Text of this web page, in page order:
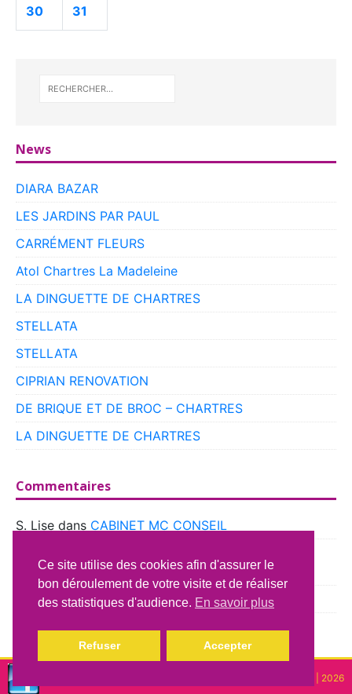
30 31
News
DIARA BAZAR
LES JARDINS PAR PAUL
CARRÉMENT FLEURS
Atol Chartres La Madeleine
LA DINGUETTE DE CHARTRES
STELLATA
STELLATA
CIPRIAN RENOVATION
DE BRIQUE ET DE BROC – CHARTRES
LA DINGUETTE DE CHARTRES
Commentaires
S. Lise dans CABINET MC CONSEIL
BEAUCE
Richard LaverydansATELIER DU CAMPING CAR
Copyright © lindispensable | 2026
Ce site utilise des cookies afin d'assurer le
bon déroulement de votre visite et de réaliser
des statistiques d'audience. En savoir plus
Refuser Accepter